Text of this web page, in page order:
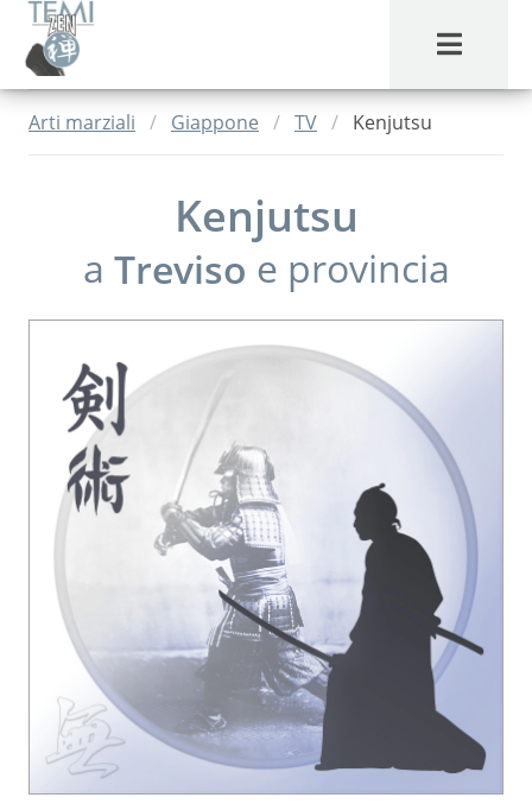
MENU
Arti marziali Giappone TV Kenjutsu
Kenjutsu
a Treviso e provincia